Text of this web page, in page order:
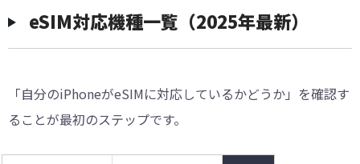
eSIM対応機種一覧（2025年最新）
「自分のiPhoneがeSIMに対応しているかどうか」を確認す
ることが最初のステップです。